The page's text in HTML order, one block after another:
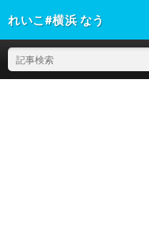
れいこ#横浜 なう